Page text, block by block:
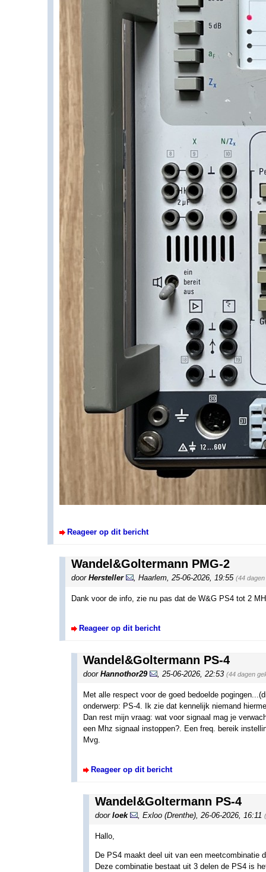
Reageer op dit bericht
Wandel&Goltermann PMG-2
door Hersteller Haarlem 25-06-2026, 19:55 (44
Dank voor de info, zie nu pas dat de W&G PS4 tot 2
Reageer op dit bericht
Wandel&Goltermann PS-4
door Hannothor29 25-06-2026, 22:53 (44 dagen
Met alle respect voor de goed bedoelde
onderwerp: PS-4. Ik zie dat kennelijk niemand
Dan rest mijn vraag: wat voor signaal mag je
een Mhz signaal instoppen?. Een freq. bereik
Mvg.
Reageer op dit bericht
Wandel&Goltermann PS-4
door loek Exloo (Drenthe) 26-06-2026, 16:11
Hallo,
De PS4 maakt deel uit van een meetcombinatie
Deze combinatie bestaat uit 3 delen de PS4 is